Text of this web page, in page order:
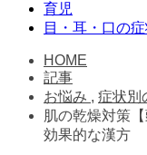
育児
目・耳・口の
HOME
記事
お悩み , 症状別
肌の乾燥対策
効果的な漢方